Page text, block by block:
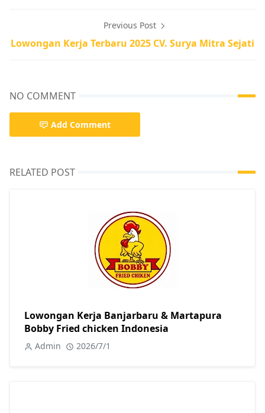
Previous Post
Lowongan Kerja Terbaru 2025 CV. Surya Mitra Sejati
NO COMMENT
Add Comment
RELATED POST
Lowongan Kerja Banjarbaru & Martapura
Bobby Fried chicken Indonesia
Admin 2026/7/1